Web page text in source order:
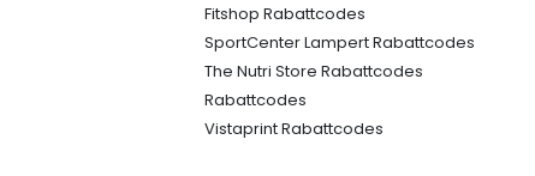
Fitshop Rabattcodes
SportCenter Lampert Rabattcodes
The Nutri Store Rabattcodes
Rabattcodes
Vistaprint Rabattcodes